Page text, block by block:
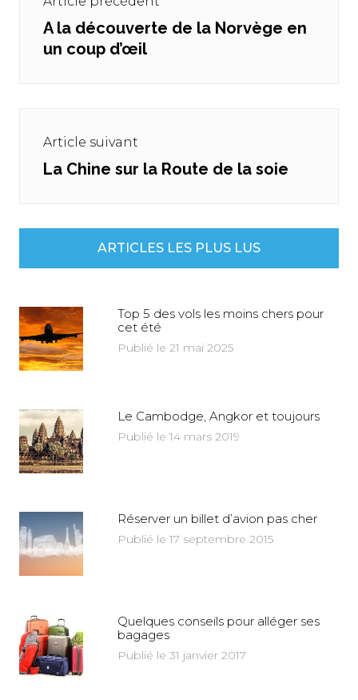
Previous
post:
A la découverte de la Norvège en
un coup d’œil
Article suivant
Next
La Chine sur la Route de la soie
ARTICLES LES PLUS LUS
Top 5 des vols les moins chers pour
cet été
Publié le 21 mai 2025
Le Cambodge, Angkor et toujours
Publié le 14 mars 2019
Réserver un billet d’avion pas cher
Publié le 17 septembre 2015
Quelques conseils pour alléger ses
bagages
Publié le 31 janvier 2017